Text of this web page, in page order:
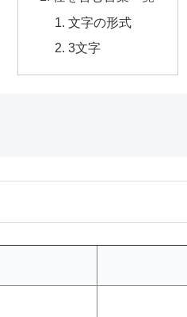
文字の形式
3文字